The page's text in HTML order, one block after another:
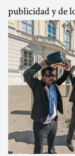
publicidad y de